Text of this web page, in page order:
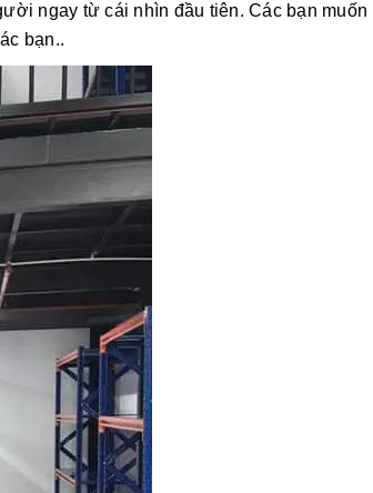
ngay từ cái nhìn đầu tiên. Các bạn muốn
bạn..